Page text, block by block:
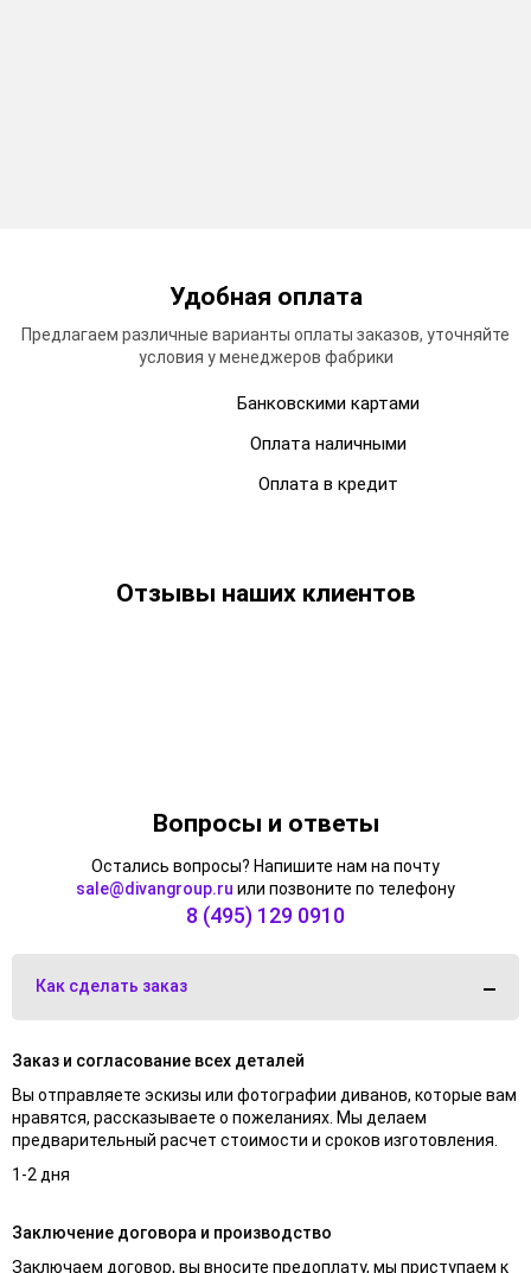
Удобная оплата
Предлагаем различные варианты оплаты заказов, уточняйте
условия у менеджеров фабрики
Банковскими картами
Оплата наличными
Оплата в кредит
Отзывы наших клиентов
Вопросы и ответы
Остались вопросы? Напишите нам на почту
sale@divangroup.ru или позвоните по телефону
8 (495) 129 0910
Как сделать заказ
Заказ и согласование всех деталей
Вы отправляете эскизы или фотографии диванов, которые вам
нравятся, рассказываете о пожеланиях. Мы делаем
предварительный расчет стоимости и сроков изготовления.
1-2 дня
Заключение договора и производство
Заключаем договор, вы вносите предоплату, мы приступаем к